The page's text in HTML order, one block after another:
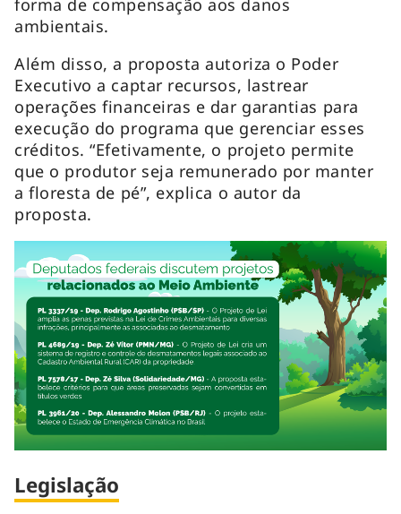
ambientais.
Além disso, a proposta autoriza o Poder
Executivo a captar recursos, lastrear
operações financeiras e dar garantias para
execução do programa que gerenciar esses
créditos. “Efetivamente, o projeto permite
que o produtor seja remunerado por manter
a floresta de pé”, explica o autor da
proposta.
Legislação